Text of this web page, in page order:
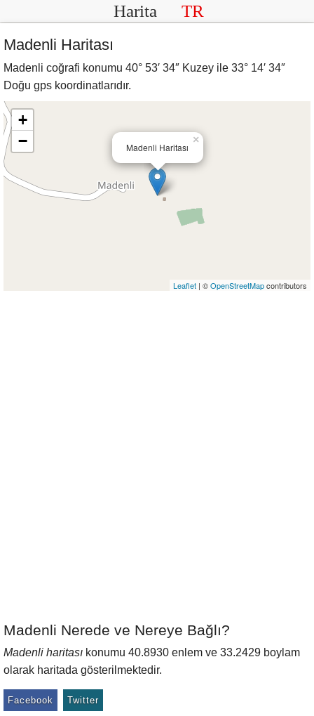
Harita TR
Madenli Haritası
Madenli coğrafi konumu 40° 53′ 34″ Kuzey ile 33° 14′ 34″
Doğu gps koordinatlarıdır.
Madenli Haritası
×
+
−
Leaflet | ©OpenStreetMapcontributors
Madenli Nerede ve Nereye Bağlı?
Madenli haritası konumu 40.8930 enlem ve 33.2429 boylam
olarak haritada gösterilmektedir.
Facebook Twitter